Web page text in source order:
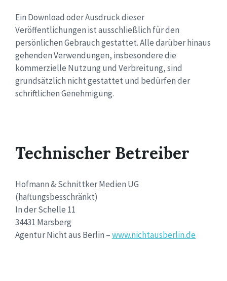
Ein Download oder Ausdruck dieser
Veröffentlichungen ist ausschließlich für den
persönlichen Gebrauch gestattet. Alle darüber hinaus
gehenden Verwendungen, insbesondere die
kommerzielle Nutzung und Verbreitung, sind
grundsätzlich nicht gestattet und bedürfen der
schriftlichen Genehmigung.
Technischer Betreiber
Hofmann & Schnittker Medien UG
(haftungsbesschränkt)
In der Schelle 11
34431 Marsberg
Agentur Nicht aus Berlin –www.nichtausberlin.de